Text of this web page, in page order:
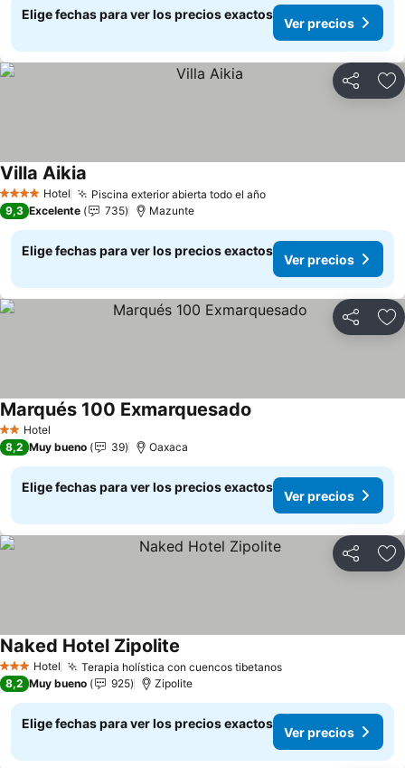
Elige fechas para ver los precios exactos
Ver precios
Compartir
4 EstrellasHotel Piscina exterior abierta todo el año
Villa Aikia
9,3 Excelente 735 Mazunte
Elige fechas para ver los precios exactos
Ver precios
Compartir
2 Estrellas
Hotel
Marqués 100 Exmarquesado
8,2 Muy bueno 39 Oaxaca
Elige fechas para ver los precios exactos
Ver precios
Compartir
3 Estrellas
Hotel Terapia holística con cuencos tibetanos
Naked Hotel Zipolite
8,2 Muy bueno 925 Zipolite
Elige fechas para ver los precios exactos
Ver precios